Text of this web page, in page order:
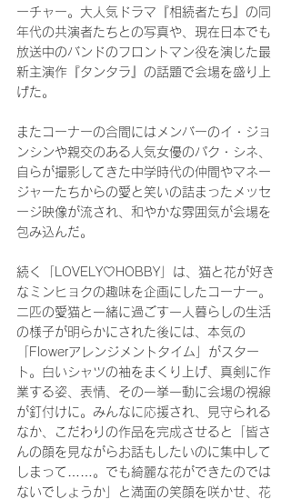
ーチャー。大人気ドラマ『相続者たち』の同
年代の共演者たちとの写真や、現在日本でも
放送中のバンドのフロントマン役を演じた最
新主演作『タンタラ』の話題で会場を盛り上
げた。
またコーナーの合間にはメンバーのイ・ジョ
ンシンや親交のある人気女優のパク・シネ、
自らが撮影してきた中学時代の仲間やマネー
ジャーたちからの愛と笑いの詰まったメッセ
ージ映像が流され、和やかな雰囲気が会場を
包み込んだ。
続く「LOVELY♡HOBBY」は、猫と花が好き
なミンヒョクの趣味を企画にしたコーナー。
二匹の愛猫と一緒に過ごす一人暮らしの生活
の様子が明らかにされた後には、本気の
「Flowerアレンジメントタイム」がスター
ト。白いシャツの袖をまくり上げ、真剣に作
業する姿、表情、その一挙一動に会場の視線
が釘付けに。みんなに応援され、見守られる
なか、こだわりの作品を完成させると「皆さ
んの顔を見ながらお話もしたいのに集中して
しまって……。でも綺麗な花ができたのでは
ないでしょうか」と満面の笑顔を咲かせ、花